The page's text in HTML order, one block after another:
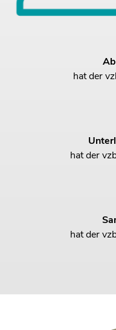
hat der
hat der
hat der